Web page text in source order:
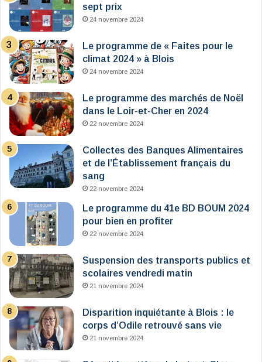
sept prix
24 novembre 2024
Le programme de « Faites pour le
climat 2024 » à Blois
24 novembre 2024
Le programme des marchés de Noël
dans le Loir-et-Cher en 2024
22 novembre 2024
Collectes des Banques Alimentaires
et de l’Établissement français du
sang
22 novembre 2024
Le programme du 41e BD BOUM 2024
pour bien en profiter
22 novembre 2024
Suspension des transports publics et
scolaires vendredi matin
21 novembre 2024
Disparition inquiétante à Blois : le
corps d’Odile retrouvé sans vie
21 novembre 2024